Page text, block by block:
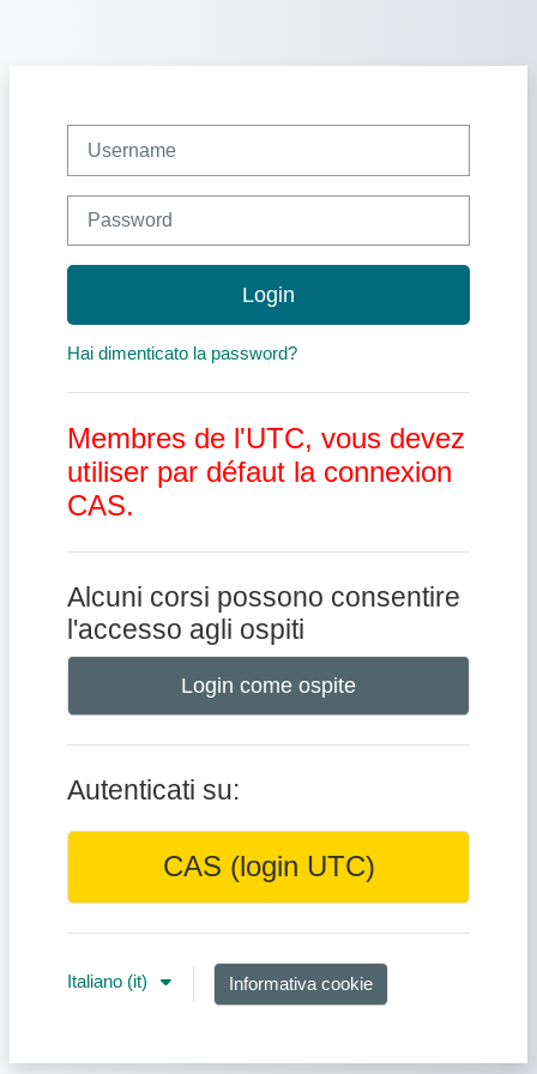
Password
Login
Hai dimenticato la password?
Membres de l'UTC, vous devez
utiliser par défaut la connexion
CAS.
Alcuni corsi possono consentire
l'accesso agli ospiti
Login come ospite
Autenticati su:
CAS (login UTC)
Italiano ‎(it)‎ Informativa cookie